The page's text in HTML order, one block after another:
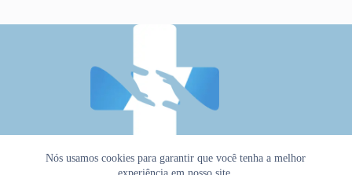
Nós usamos cookies para garantir que você tenha a melhor